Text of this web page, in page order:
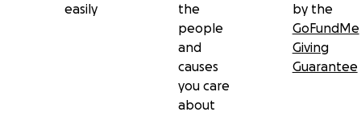
easily
the
people
and
causes
you care
about
by the
GoFundMe
Giving
Guarantee